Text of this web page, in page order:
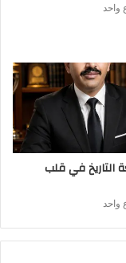
واحد
التاريخ في قلب
واحد